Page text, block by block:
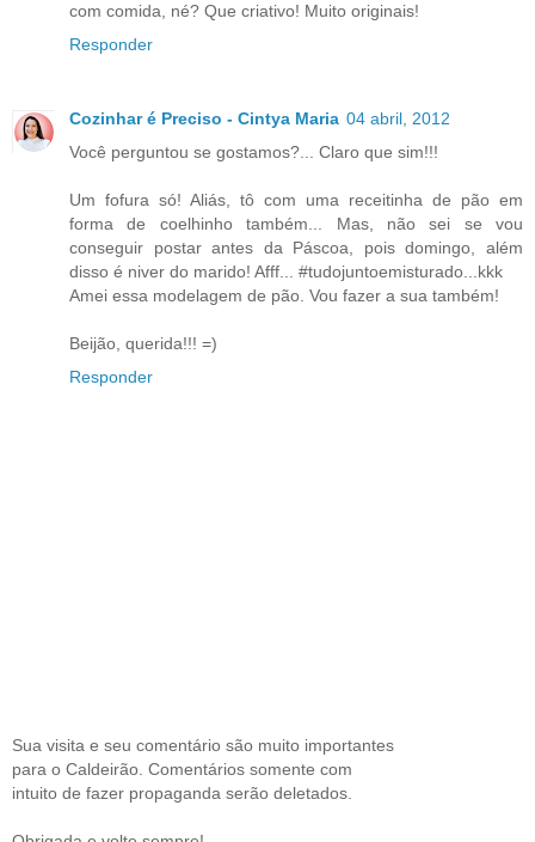
com comida, né? Que criativo! Muito originais!
Responder
Cozinhar é Preciso - Cintya Maria 04 abril, 2012
Você perguntou se gostamos?... Claro que sim!!!
Um fofura só! Aliás, tô com uma receitinha de pão em
forma de coelhinho também... Mas, não sei se vou
conseguir postar antes da Páscoa, pois domingo, além
disso é niver do marido! Afff... #tudojuntoemisturado...kkk
Amei essa modelagem de pão. Vou fazer a sua também!
Beijão, querida!!! =)
Responder
Sua visita e seu comentário são muito importantes
para o Caldeirão. Comentários somente com
intuito de fazer propaganda serão deletados.